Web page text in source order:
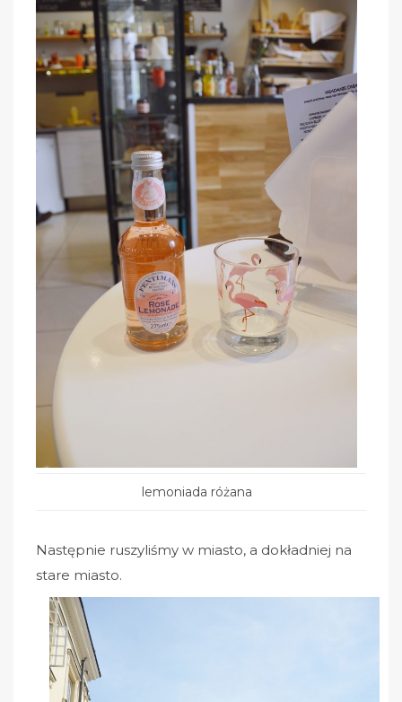
lemoniada różana
Następnie ruszyliśmy w miasto, a dokładniej na
stare miasto.